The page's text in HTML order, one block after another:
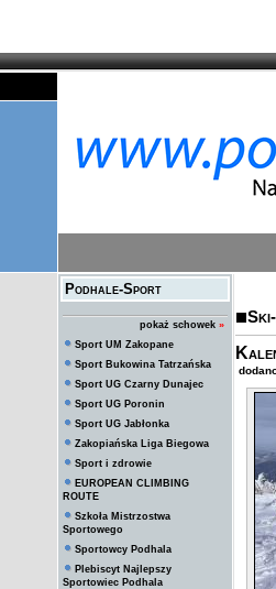
Podhale-Sport
pokaż schowek »
Sport UM Zakopane
Sport Bukowina Tatrzańska
Sport UG Czarny Dunajec
Sport UG Poronin
Sport UG Jabłonka
Zakopiańska Liga Biegowa
Sport i zdrowie
EUROPEAN CLIMBING
ROUTE
Szkoła Mistrzostwa
Sportowego
Sportowcy Podhala
Plebiscyt Najlepszy
Sportowiec Podhala